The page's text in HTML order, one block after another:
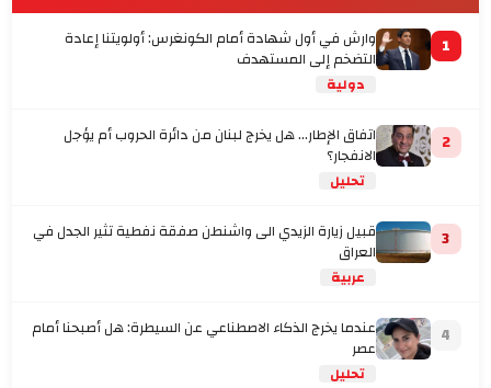
1 وارش في أول شهادة أمام الكونغرس: أولويتنا إعادة
التضخم إلى المستهدف
دولية
2 اتفاق الإطار... هل يخرج لبنان من دائرة الحروب أم يؤجل
الانفجار؟
تحليل
3 قبيل زيارة الزيدي الى واشنطن صفقة نفطية تثير الجدل في
العراق
عربية
4 عندما يخرج الذكاء الاصطناعي عن السيطرة: هل أصبحنا أمام
عصر
تحليل